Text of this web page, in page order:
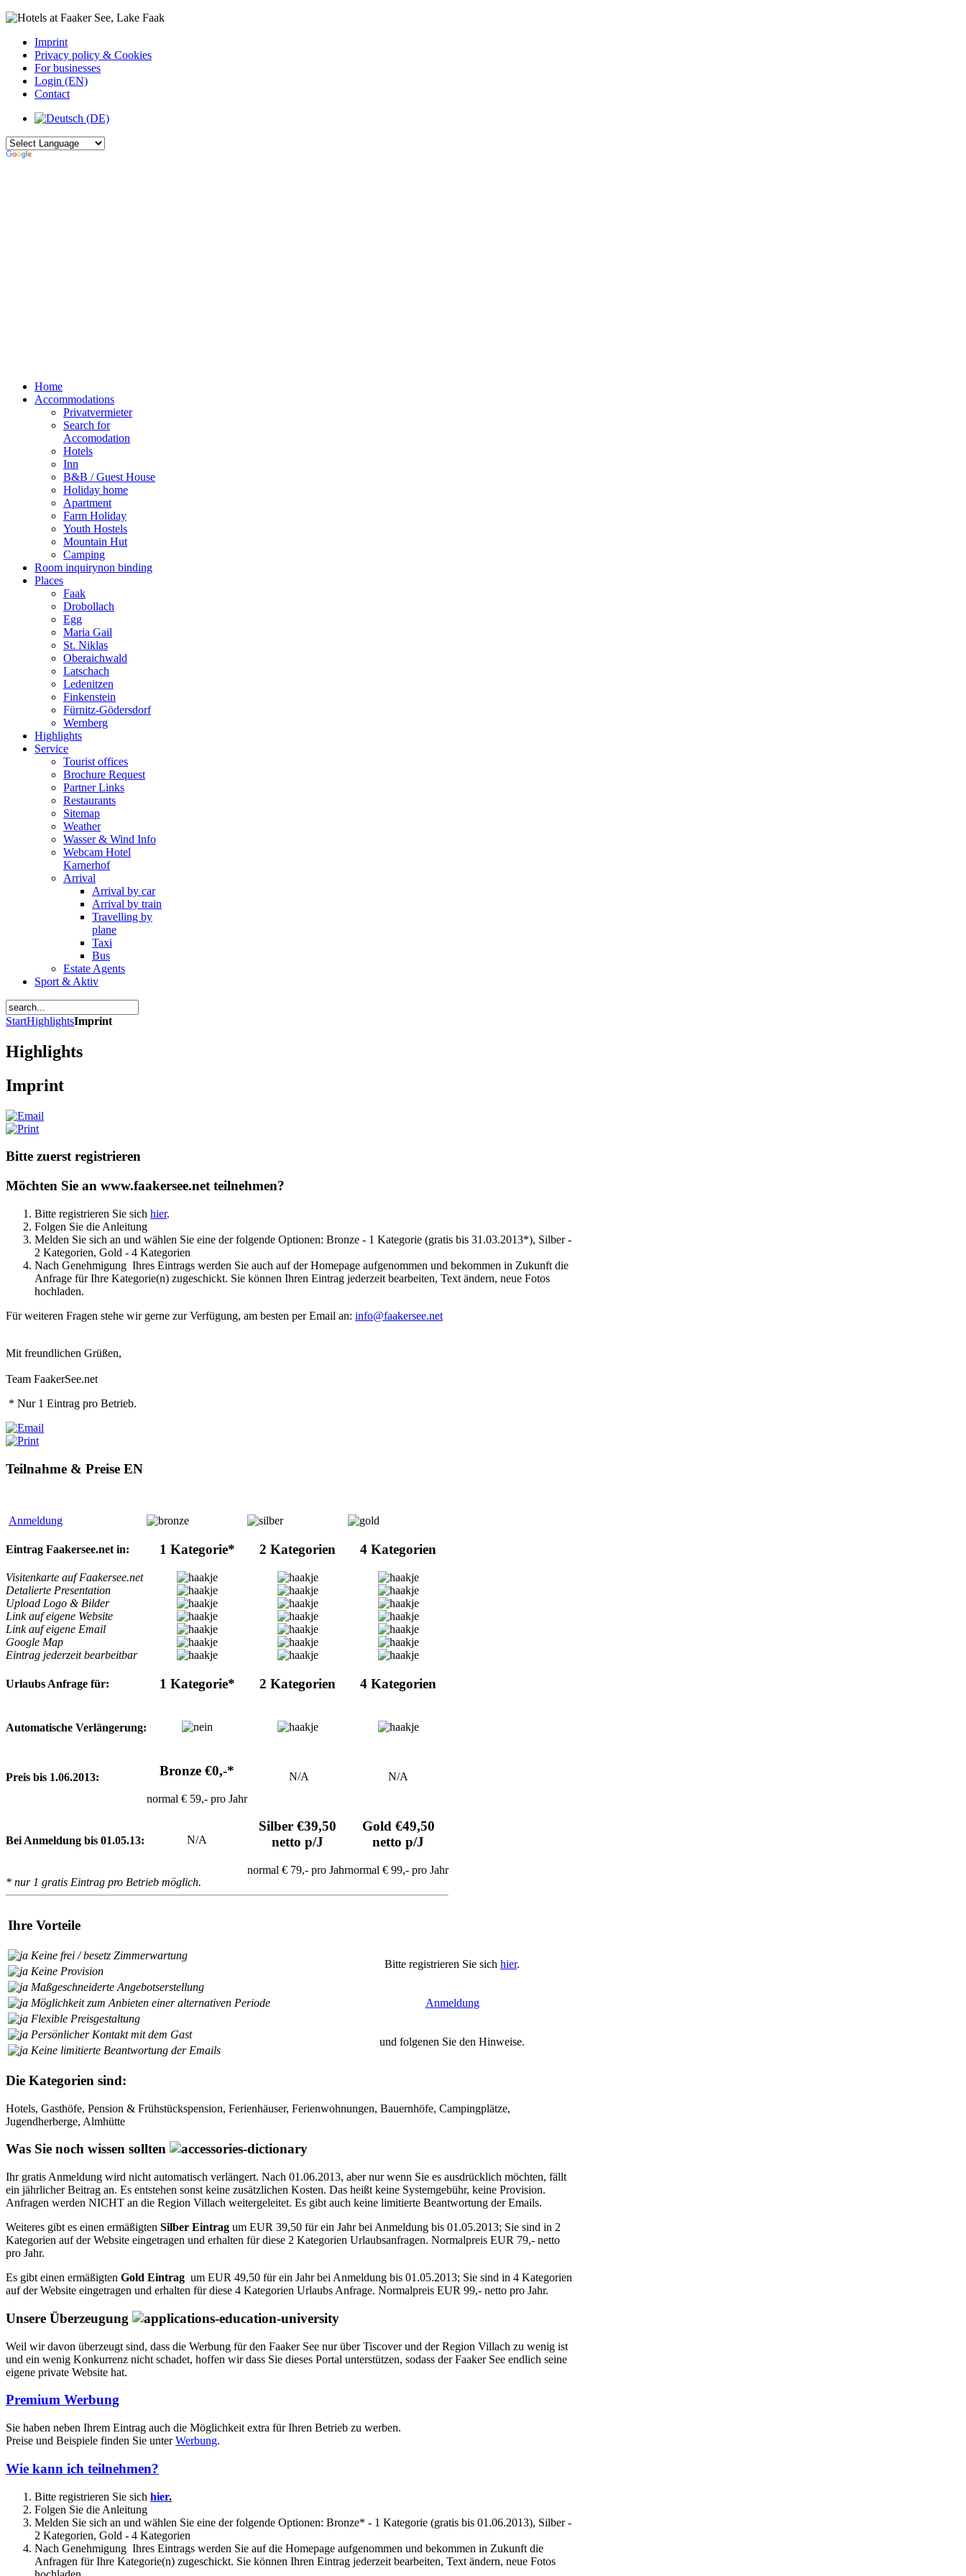
Imprint
Privacy policy & Cookies
For businesses
Login (EN)
Contact
Home
Accommodations
Privatvermieter
Search for
Accomodation
Hotels
Inn
B&B / Guest House
Holiday home
Apartment
Farm Holiday
Youth Hostels
Mountain Hut
Camping
Room inquirynon binding
Places
Faak
Drobollach
Egg
Maria Gail
St. Niklas
Oberaichwald
Latschach
Ledenitzen
Finkenstein
Fürnitz-Gödersdorf
Wernberg
Highlights
Service
Tourist offices
Brochure Request
Partner Links
Restaurants
Sitemap
Weather
Wasser & Wind Info
Webcam Hotel
Karnerhof
Arrival
Arrival by car
Arrival by train
Travelling by
plane
Taxi
Bus
Estate Agents
Sport & Aktiv
StartHighlightsImprint
Highlights
Imprint
Bitte zuerst registrieren
Möchten Sie an www.faakersee.net teilnehmen?
Bitte registrieren Sie sich hier.
Folgen Sie die Anleitung
Melden Sie sich an und wählen Sie eine der folgende Optionen: Bronze - 1 Kategorie (gratis bis 31.03.2013*), Silber -
2 Kategorien, Gold - 4 Kategorien
Nach Genehmigung Ihres Eintrags werden Sie auch auf der Homepage aufgenommen und bekommen in Zukunft die
Anfrage für Ihre Kategorie(n) zugeschickt. Sie können Ihren Eintrag jederzeit bearbeiten, Text ändern, neue Fotos
hochladen.
Für weiteren Fragen stehe wir gerne zur Verfügung, am besten per Email an: info@faakersee.net
Mit freundlichen Grüßen,
Team FaakerSee.net
* Nur 1 Eintrag pro Betrieb.
Teilnahme & Preise EN
Anmeldung
Eintrag Faakersee.net in: 1 Kategorie* 2 Kategorien 4 Kategorien
Visitenkarte auf Faakersee.net
Detalierte Presentation
Upload Logo & Bilder
Link auf eigene Website
Link auf eigene Email
Google Map
Eintrag jederzeit bearbeitbar
Urlaubs Anfrage für: 1 Kategorie* 2 Kategorien 4 Kategorien
Automatische Verlängerung:
Preis bis 1.06.2013: Bronze €0,-*
normal € 59,- pro Jahr
N/A N/A
Bei Anmeldung bis 01.05.13: N/A
Silber €39,50
netto p/J
normal € 79,- pro Jahr
Gold €49,50
netto p/J
normal € 99,- pro Jahr
* nur 1 gratis Eintrag pro Betrieb möglich.
Ihre Vorteile
Keine frei / besetz Zimmerwartung
Bitte registrieren Sie sich hier.
Anmeldung
und folgenen Sie den Hinweise.
Keine Provision
Maßgeschneiderte Angebotserstellung
Möglichkeit zum Anbieten einer alternativen Periode
Flexible Preisgestaltung
Persönlicher Kontakt mit dem Gast
Keine limitierte Beantwortung der Emails
Die Kategorien sind:
Hotels, Gasthöfe, Pension & Frühstückspension, Ferienhäuser, Ferienwohnungen, Bauernhöfe, Campingplätze,
Jugendherberge, Almhütte
Was Sie noch wissen sollten
Ihr gratis Anmeldung wird nicht automatisch verlängert. Nach 01.06.2013, aber nur wenn Sie es ausdrücklich möchten, fällt
ein jährlicher Beitrag an. Es entstehen sonst keine zusätzlichen Kosten. Das heißt keine Systemgebühr, keine Provision.
Anfragen werden NICHT an die Region Villach weitergeleitet. Es gibt auch keine limitierte Beantwortung der Emails.
Weiteres gibt es einen ermäßigten Silber Eintrag um EUR 39,50 für ein Jahr bei Anmeldung bis 01.05.2013; Sie sind in 2
Kategorien auf der Website eingetragen und erhalten für diese 2 Kategorien Urlaubsanfragen. Normalpreis EUR 79,- netto
pro Jahr.
Es gibt einen ermäßigten Gold Eintrag um EUR 49,50 für ein Jahr bei Anmeldung bis 01.05.2013; Sie sind in 4 Kategorien
auf der Website eingetragen und erhalten für diese 4 Kategorien Urlaubs Anfrage. Normalpreis EUR 99,- netto pro Jahr.
Unsere Überzeugung
Weil wir davon überzeugt sind, dass die Werbung für den Faaker See nur über Tiscover und der Region Villach zu wenig ist
und ein wenig Konkurrenz nicht schadet, hoffen wir dass Sie dieses Portal unterstützen, sodass der Faaker See endlich seine
eigene private Website hat.
Premium Werbung
Sie haben neben Ihrem Eintrag auch die Möglichkeit extra für Ihren Betrieb zu werben.
Preise und Beispiele finden Sie unterWerbung.
Wie kann ich teilnehmen?
Bitte registrieren Sie sich hier.
Folgen Sie die Anleitung
Melden Sie sich an und wählen Sie eine der folgende Optionen: Bronze* - 1 Kategorie (gratis bis 01.06.2013), Silber -
2 Kategorien, Gold - 4 Kategorien
Nach Genehmigung Ihres Eintrags werden Sie auf die Homepage aufgenommen und bekommen in Zukunft die
Anfragen für Ihre Kategorie(n) zugeschickt. Sie können Ihren Eintrag jederzeit bearbeiten, Text ändern, neue Fotos